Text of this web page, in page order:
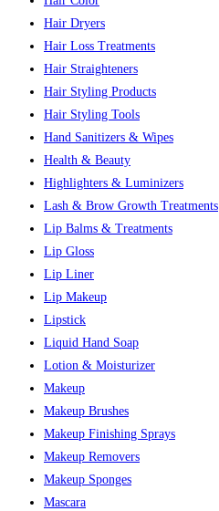
Hair Dryers
Hair Loss Treatments
Hair Straighteners
Hair Styling Products
Hair Styling Tools
Hand Sanitizers & Wipes
Health & Beauty
Highlighters & Luminizers
Lash & Brow Growth Treatments
Lip Balms & Treatments
Lip Gloss
Lip Liner
Lip Makeup
Lipstick
Liquid Hand Soap
Lotion & Moisturizer
Makeup
Makeup Brushes
Makeup Finishing Sprays
Makeup Removers
Makeup Sponges
Mascara